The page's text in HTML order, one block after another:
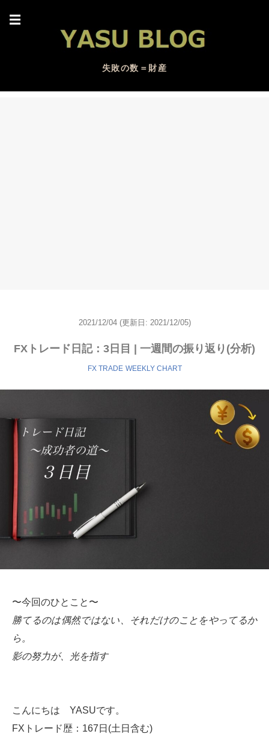
☰
失敗の数＝財産
2021/12/04 (更新日: 2021/12/05)
FXトレード日記：3日目 | 一週間の振り返り(分析)
FX TRADE WEEKLY CHART
〜今回のひとこと〜
勝てるのは偶然ではない、それだけのことをやってるか
ら。
影の努力が、光を指す
こんにちは YASUです。
FXトレード歴：167日(土日含む)